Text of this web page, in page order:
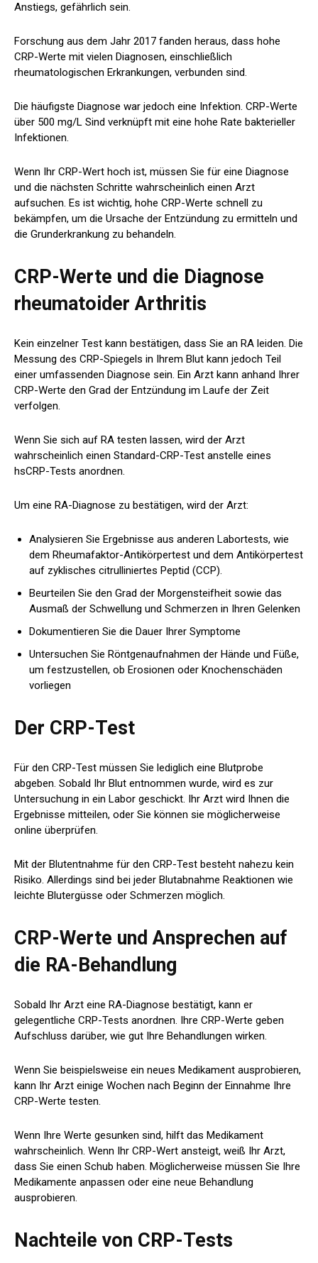
Anstiegs, gefährlich sein.
Forschung aus dem Jahr 2017 fanden heraus, dass hohe
CRP-Werte mit vielen Diagnosen, einschließlich
rheumatologischen Erkrankungen, verbunden sind.
Die häufigste Diagnose war jedoch eine Infektion. CRP-Werte
über 500 mg/L Sind verknüpft mit eine hohe Rate bakterieller
Infektionen.
Wenn Ihr CRP-Wert hoch ist, müssen Sie für eine Diagnose
und die nächsten Schritte wahrscheinlich einen Arzt
aufsuchen. Es ist wichtig, hohe CRP-Werte schnell zu
bekämpfen, um die Ursache der Entzündung zu ermitteln und
die Grunderkrankung zu behandeln.
CRP-Werte und die Diagnose
rheumatoider Arthritis
Kein einzelner Test kann bestätigen, dass Sie an RA leiden. Die
Messung des CRP-Spiegels in Ihrem Blut kann jedoch Teil
einer umfassenden Diagnose sein. Ein Arzt kann anhand Ihrer
CRP-Werte den Grad der Entzündung im Laufe der Zeit
verfolgen.
Wenn Sie sich auf RA testen lassen, wird der Arzt
wahrscheinlich einen Standard-CRP-Test anstelle eines
hsCRP-Tests anordnen.
Um eine RA-Diagnose zu bestätigen, wird der Arzt:
Analysieren Sie Ergebnisse aus anderen Labortests, wie
dem Rheumafaktor-Antikörpertest und dem Antikörpertest
auf zyklisches citrulliniertes Peptid (CCP).
Beurteilen Sie den Grad der Morgensteifheit sowie das
Ausmaß der Schwellung und Schmerzen in Ihren Gelenken
Dokumentieren Sie die Dauer Ihrer Symptome
Untersuchen Sie Röntgenaufnahmen der Hände und Füße,
um festzustellen, ob Erosionen oder Knochenschäden
vorliegen
Der CRP-Test
Für den CRP-Test müssen Sie lediglich eine Blutprobe
abgeben. Sobald Ihr Blut entnommen wurde, wird es zur
Untersuchung in ein Labor geschickt. Ihr Arzt wird Ihnen die
Ergebnisse mitteilen, oder Sie können sie möglicherweise
online überprüfen.
Mit der Blutentnahme für den CRP-Test besteht nahezu kein
Risiko. Allerdings sind bei jeder Blutabnahme Reaktionen wie
leichte Blutergüsse oder Schmerzen möglich.
CRP-Werte und Ansprechen auf
die RA-Behandlung
Sobald Ihr Arzt eine RA-Diagnose bestätigt, kann er
gelegentliche CRP-Tests anordnen. Ihre CRP-Werte geben
Aufschluss darüber, wie gut Ihre Behandlungen wirken.
Wenn Sie beispielsweise ein neues Medikament ausprobieren,
kann Ihr Arzt einige Wochen nach Beginn der Einnahme Ihre
CRP-Werte testen.
Wenn Ihre Werte gesunken sind, hilft das Medikament
wahrscheinlich. Wenn Ihr CRP-Wert ansteigt, weiß Ihr Arzt,
dass Sie einen Schub haben. Möglicherweise müssen Sie Ihre
Medikamente anpassen oder eine neue Behandlung
ausprobieren.
Nachteile von CRP-Tests